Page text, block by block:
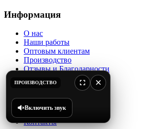
Информация
О нас
Наши работы
Оптовым клиентам
Производство
Отзывы и Благодарности
Доставка и оплата
Блог
Контакты
ПРОИЗВОДСТВО ×
Включить звук